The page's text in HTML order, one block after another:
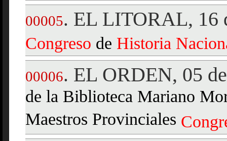
00005. EL LITORAL, 16
Congreso de Historia
00006. EL ORDEN, 05
de la Biblioteca Mariano
Maestros Provinciales